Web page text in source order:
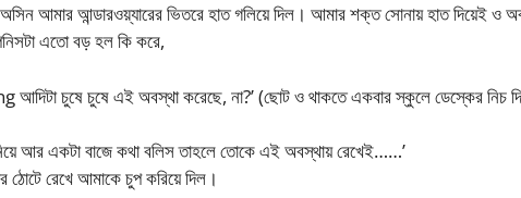
অসিন আমার আন্ডারওয়্যারের ভিতরে হাত গলিয়ে দিল। আমার শক্ত সোনায় হাত দিয়েই ও
এতো বড় হল কি করে,
চুষে চুষে এই অবস্থা করেছে, না?’ (ছোট ও থাকতে একবার স্কুলে ডেস্কের নিচ
আর একটা বাজে কথা বলিস তাহলে তোকে এই অবস্থায় রেখেই……’
রেখে আমাকে চুপ করিয়ে দিল।